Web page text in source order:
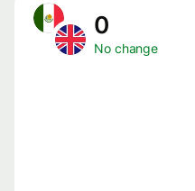
0
No change